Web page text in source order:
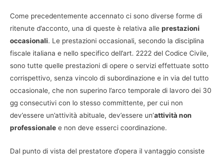
Come precedentemente accennato ci sono diverse forme di
ritenute d’acconto, una di queste è relativa alle prestazioni
occasionali. Le prestazioni occasionali, secondo la disciplina
fiscale italiana e nello specifico dell’art. 2222 del Codice Civile,
sono tutte quelle prestazioni di opere o servizi effettuate sotto
corrispettivo, senza vincolo di subordinazione e in via del tutto
occasionale, che non superino l’arco temporale di lavoro dei 30
gg consecutivi con lo stesso committente, per cui non
dev’essere un’attività abituale, dev’essere un’attività non
professionale e non deve esserci coordinazione.
Dal punto di vista del prestatore d’opera il vantaggio consiste